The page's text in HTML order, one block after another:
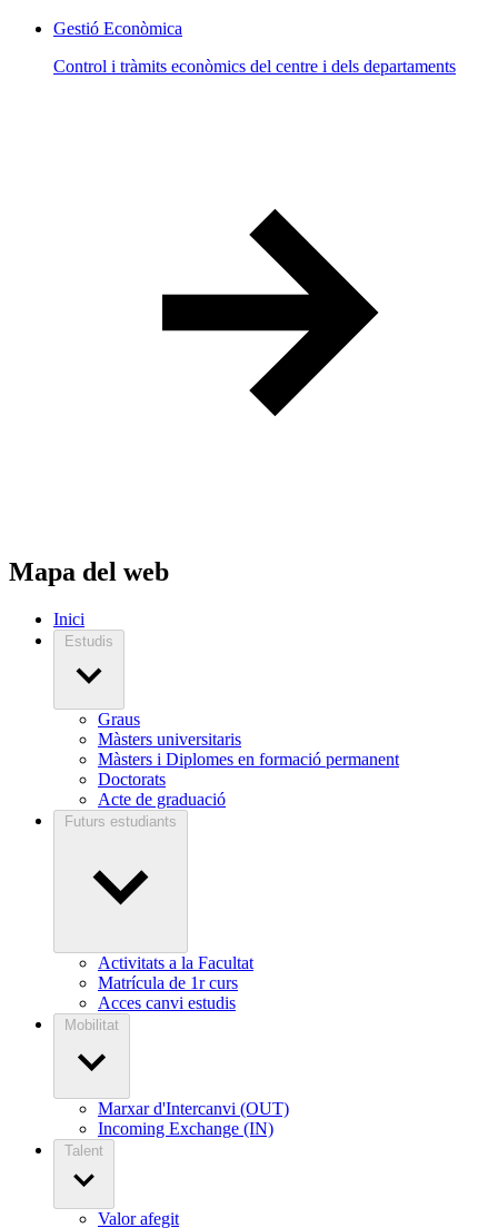
Gestió Econòmica
Control i tràmits econòmics del centre i dels departaments
Mapa del web
Inici
Estudis
Graus
Màsters universitaris
Màsters i Diplomes en formació permanent
Doctorats
Acte de graduació
Futurs estudiants
Activitats a la Facultat
Matrícula de 1r curs
Acces canvi estudis
Mobilitat
Marxar d'Intercanvi (OUT)
Incoming Exchange (IN)
Talent
Valor afegit